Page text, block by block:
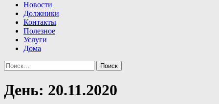
Новости
Должники
Контакты
Полезное
Услуги
Дома
Найти:
День: 20.11.2020